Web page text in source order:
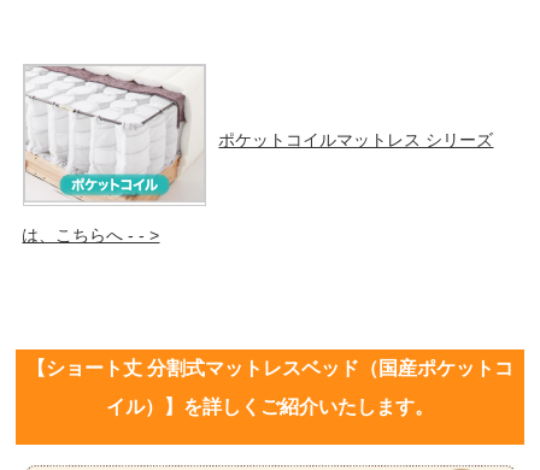
ポケットコイルマットレス シリーズ
は、こちらへ - - >
【ショート丈 分割式マットレスベッド（国産ポケットコ
イル）】を詳しくご紹介いたします。